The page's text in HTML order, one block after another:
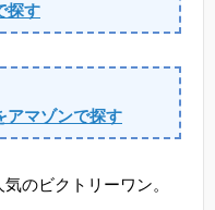
探す
アマゾンで探す
のビクトリーワン。